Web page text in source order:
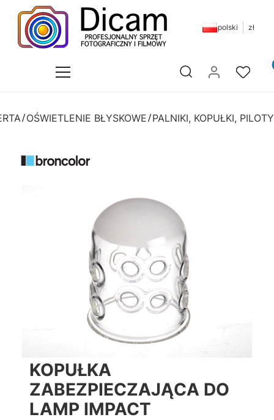
polski zł
Otwórz wyszukiwarkę
OŚWIETLENIE BŁYSKOWE PALNIKI, KOPUŁKI, PILOTY
KOPUŁKA
ZABEZPIECZAJĄCA DO
LAMP IMPACT